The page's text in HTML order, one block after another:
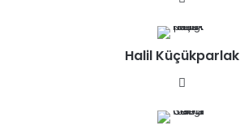
sit
esi
Halil Küçükparlak
sit